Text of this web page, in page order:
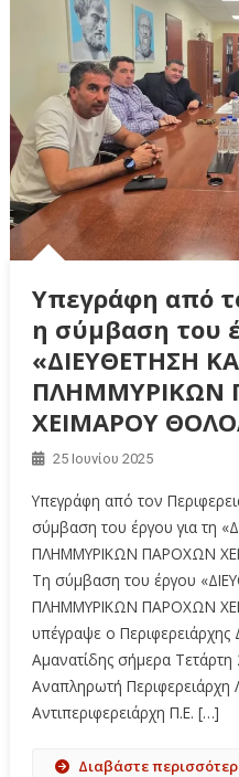
Υπεγράφη από
η σύμβαση του
«ΔΙΕΥΘΕΤΗΣΗ
ΠΛΗΜΜΥΡΙΚΩΝ
ΧΕΙΜΑΡΟΥ
25 Ιουνίου 2025
Υπεγράφη από τον
σύμβαση του έργου για τη
ΠΛΗΜΜΥΡΙΚΩΝ ΠΑΡΟΧΩΝ
Τη σύμβαση του έργου
ΠΛΗΜΜΥΡΙΚΩΝ ΠΑΡΟΧΩΝ
υπέγραψε ο Περιφερειάρχης
Αμανατίδης σήμερα
Αναπληρωτή Περιφερειάρχη
Αντιπεριφερειάρχη Π.Ε. […]
Διαβάστε